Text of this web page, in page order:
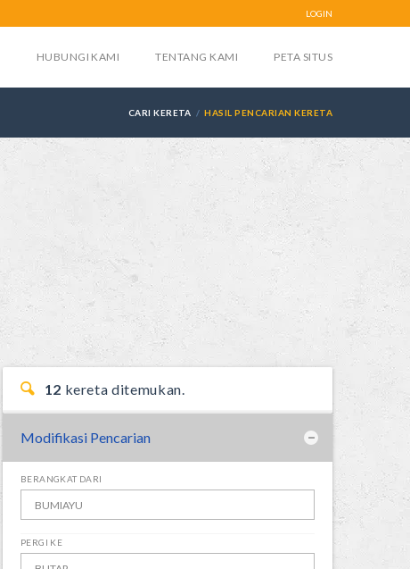
LOGIN
HUBUNGI KAMI TENTANG KAMI PETA SITUS
CARI KERETA HASIL PENCARIAN KERETA
12 kereta ditemukan.
Modifikasi Pencarian
BERANGKAT DARI
PERGI KE